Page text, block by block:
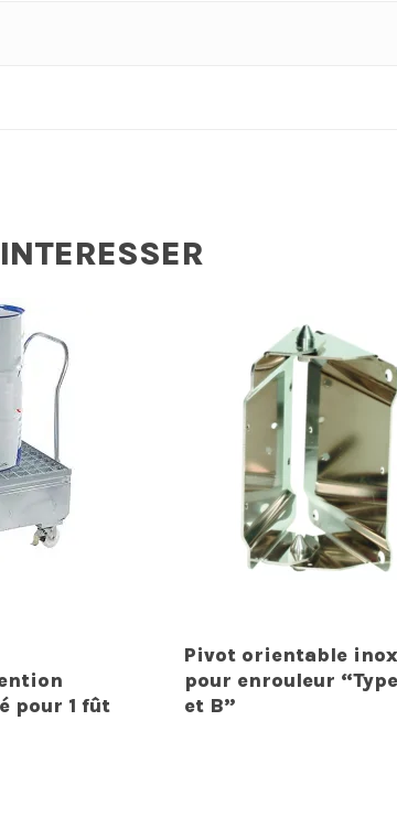
pour 1 fût
Pivot orientable inox
pour enrouleur
et B”